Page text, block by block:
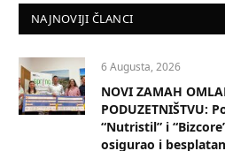
NAJNOVIJI ČLANCI
6 Augusta, 2026
NOVI ZAMAH
PODUZETNIŠTVU:
“Nutristil” i
osigurao i